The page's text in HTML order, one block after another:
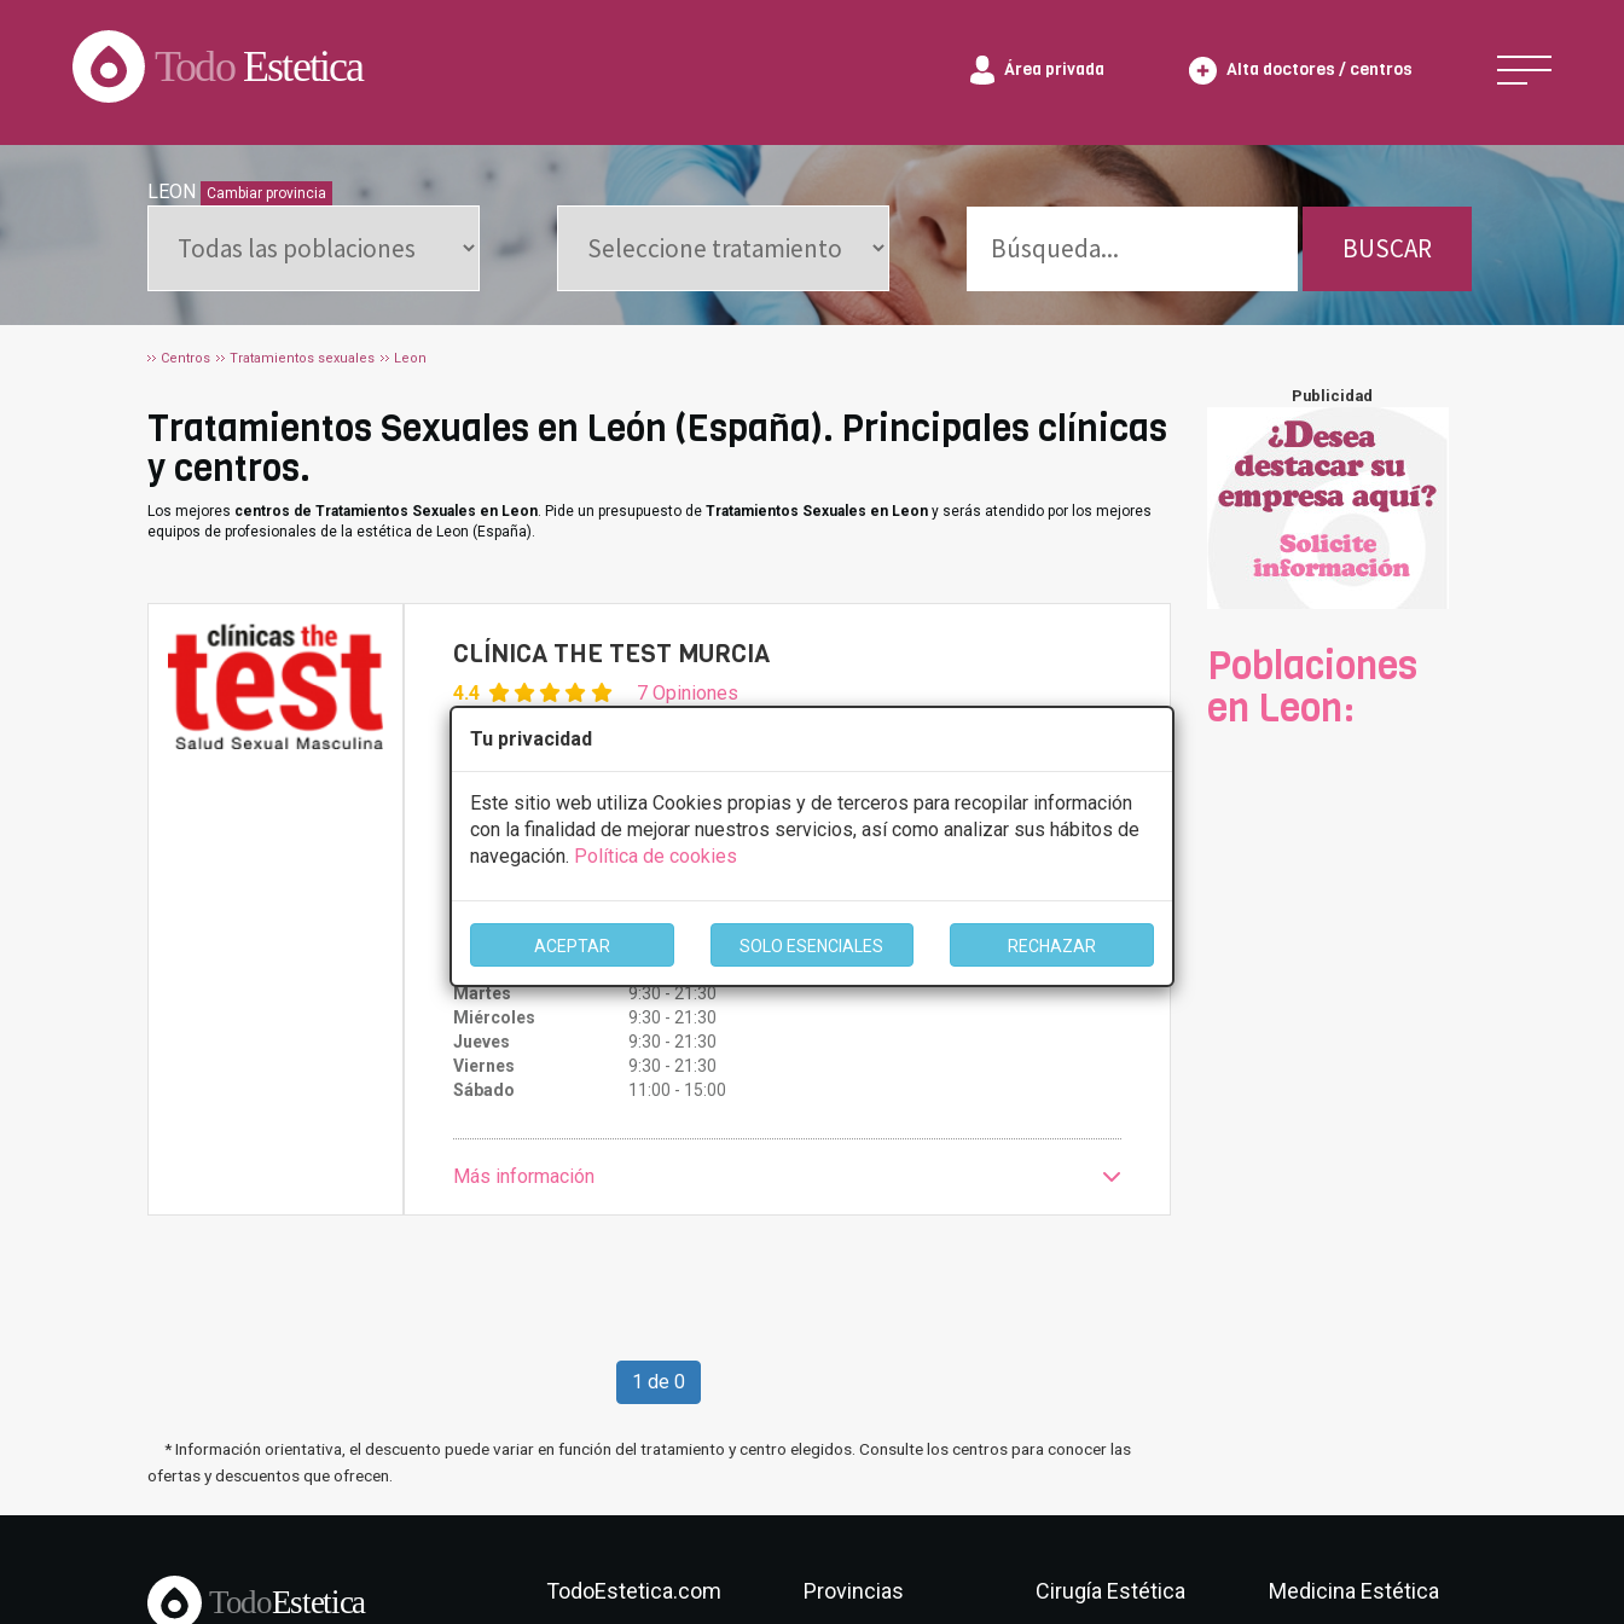
Tu privacidad
Este sitio web utiliza Cookies propias y de terceros para recopilar información
con la finalidad de mejorar nuestros servicios, así como analizar sus hábitos de
navegación. Política de cookies
ACEPTAR SOLO ESENCIALES RECHAZAR
TodoEstetica Área privada Alta doctores / centros
LEON Cambiar provincia
BUSCAR
Centros Tratamientos sexuales Leon
Tratamientos Sexuales en León (España). Principales clínicas
y centros.
Los mejores centros de Tratamientos Sexuales en Leon. Pide un presupuesto de Tratamientos Sexuales en Leon y serás atendido por los mejores
equipos de profesionales de la estética de Leon (España).
CLÍNICA THE TEST MURCIA
4.4 7 Opiniones
Calle San Pedro 23 Murcia, 30004, Murcia
Tratamientos sexuales
Desde 1500€
Presupuestos con5% de descuento *
CONSULTAR/CITA/PRESUPUESTO
Lunes
9:30 - 21:30
Martes
9:30 - 21:30
Miércoles
9:30 - 21:30
Jueves
9:30 - 21:30
Viernes
9:30 - 21:30
Sábado
11:00 - 15:00
Más información
1 de 0
* Información orientativa, el descuento puede variar en función del tratamiento y centro elegidos. Consulte los centros para conocer las
ofertas y descuentos que ofrecen.
Publicidad
Poblaciones
en Leon:
TodoEstetica TodoEstetica.com Provincias Cirugía Estética Medicina Estética